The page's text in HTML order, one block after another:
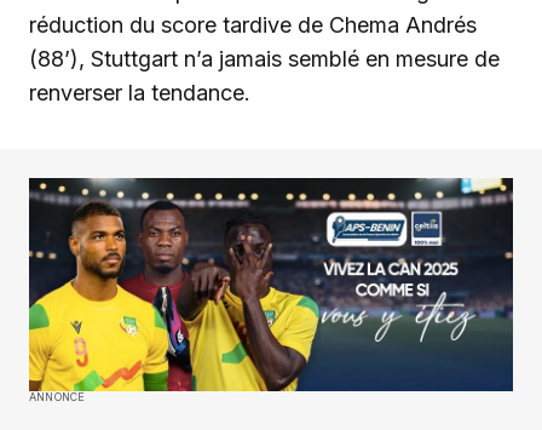
réduction du score tardive de Chema Andrés
(88’), Stuttgart n’a jamais semblé en mesure de
renverser la tendance.
ANNONCE